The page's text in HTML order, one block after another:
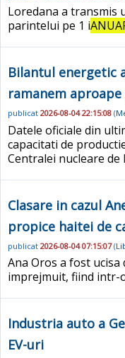
Loredana a transmis
parintelui pe 1 i
Bilantul energetic
ramanem
publicat 2026-08-04 22:15:08 (
Datele oficiale din
capacitati de
Centralei nucleare de
Clasare in cazul
propice haitei de
publicat 2026-08-04 07:15:07(
Ana Oros a fost ucisa
imprejmuit, fiind intr-
Industria auto a
EV-uri